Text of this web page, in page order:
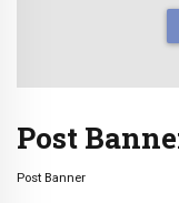
Post
Post Banner